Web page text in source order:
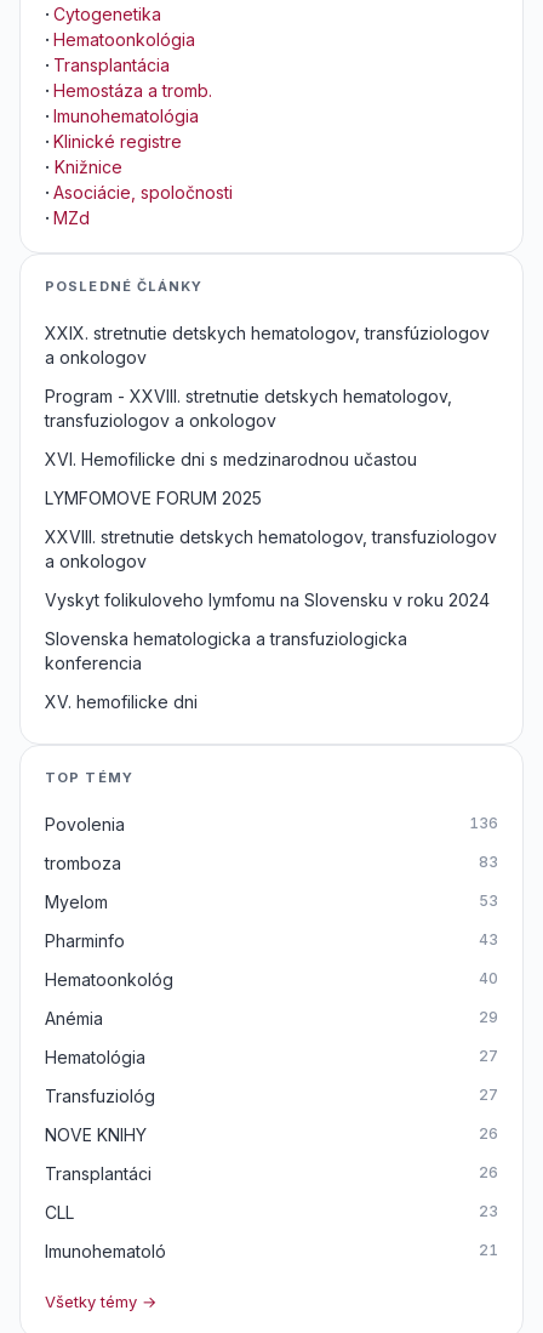
· Cytogenetika
· Hematoonkológia
· Transplantácia
· Hemostáza a tromb.
· Imunohematológia
· Klinické registre
· Knižnice
· Asociácie, spoločnosti
· MZd
POSLEDNÉ ČLÁNKY
XXIX. stretnutie detskych hematologov, transfúziologov
a onkologov
Program - XXVIII. stretnutie detskych hematologov,
transfuziologov a onkologov
XVI. Hemofilicke dni s medzinarodnou učastou
LYMFOMOVE FORUM 2025
XXVIII. stretnutie detskych hematologov, transfuziologov
a onkologov
Vyskyt folikuloveho lymfomu na Slovensku v roku 2024
Slovenska hematologicka a transfuziologicka
konferencia
XV. hemofilicke dni
TOP TÉMY
Povolenia 136
tromboza 83
Myelom 53
Pharminfo 43
Hematoonkológ 40
Anémia 29
Hematológia 27
Transfuziológ 27
NOVE KNIHY 26
Transplantáci 26
CLL 23
Imunohematoló 21
Všetky témy →